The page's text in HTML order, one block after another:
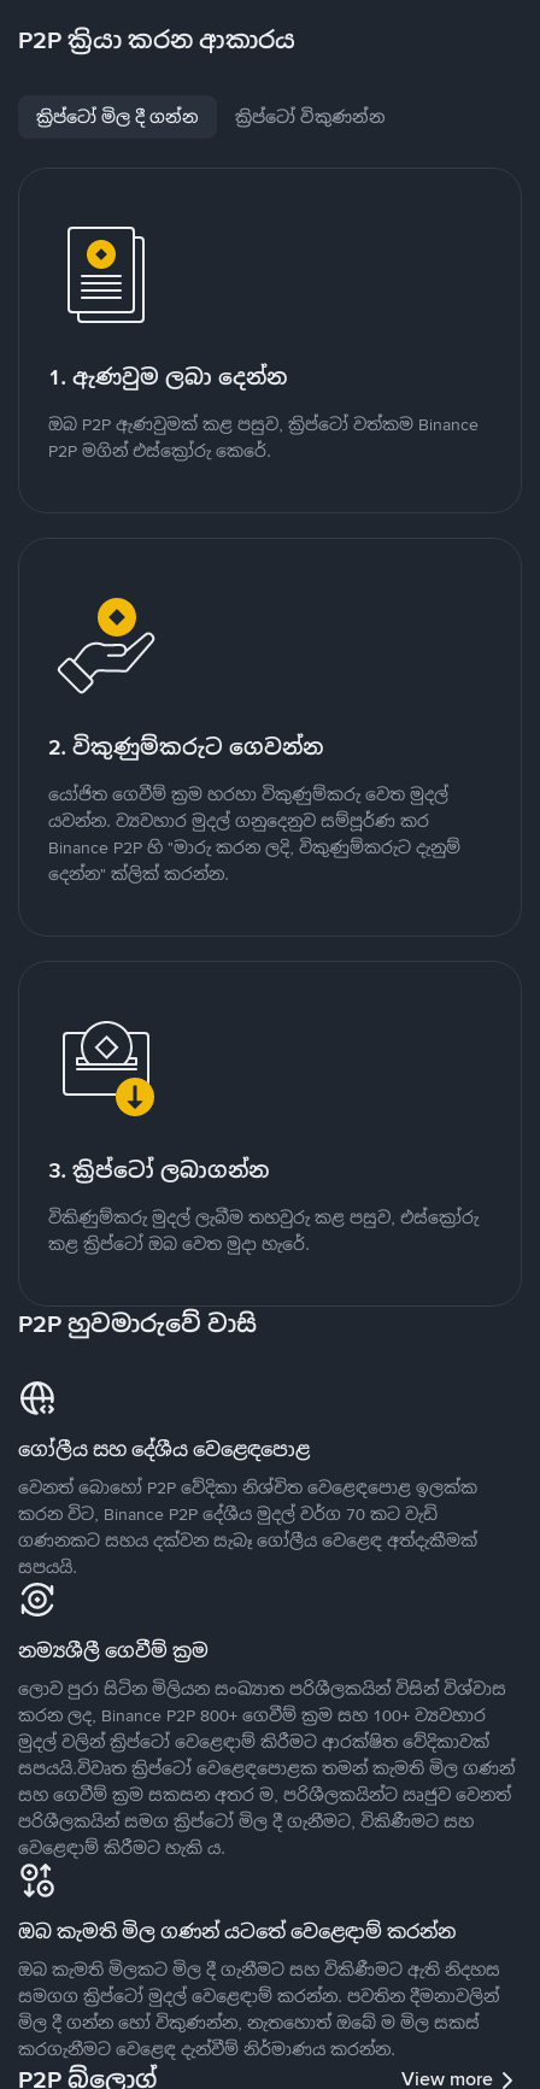
P2P ක්‍රියා කරන ආකාරය
ක්‍රිප්ටෝ මිල දී ගන්න ක්‍රිප්ටෝ විකුණන්න
1. ඇණවුම ලබා දෙන්න
ඔබ P2P ඇණවුමක් කළ පසුව, ක්‍රිප්ටෝ වත්කම Binance
P2P මගින් එස්ක්‍රෝරු කෙරේ.
2. විකුණුම්කරුට ගෙවන්න
යෝජිත ගෙවීම් ක්‍රම හරහා විකුණුම්කරු වෙත මුදල්
යවන්න. ව්‍යවහාර මුදල් ගනුදෙනුව සම්පූර්ණ කර
Binance P2P හි "මාරු කරන ලදි, විකුණුම්කරුට දැනුම්
දෙන්න" ක්ලික් කරන්න.
3. ක්‍රිප්ටෝ ලබාගන්න
විකිණුම්කරු මුදල් ලැබීම තහවුරු කළ පසුව, එස්ක්‍රෝරු
කළ ක්‍රිප්ටෝ ඔබ වෙත මුදා හැරේ.
P2P හුවමාරුවේ වාසි
ගෝලීය සහ දේශීය වෙළෙඳපොළ
වෙනත් බොහෝ P2P වේදිකා නිශ්චිත වෙළෙඳපොළ ඉලක්ක
කරන විට, Binance P2P දේශීය මුදල් වර්ග 70 කට වැඩි
ගණනකට සහය දක්වන සැබෑ ගෝලීය වෙළෙඳ අත්දැකීමක්
සපයයි.
නම්‍යශීලී ගෙවීම් ක්‍රම
ලොව පුරා සිටින මිලියන සංඛ්‍යාත පරිශීලකයින් විසින් විශ්වාස
කරන ලද, Binance P2P 800+ ගෙවීම් ක්‍රම සහ 100+ ව්‍යවහාර
මුදල් වලින් ක්‍රිප්ටෝ වෙළෙඳාම් කිරීමට ආරක්ෂිත වේදිකාවක්
සපයයි.විවෘත ක්‍රිප්ටෝ වෙළෙඳපොළක තමන් කැමති මිල ගණන්
සහ ගෙවීම් ක්‍රම සකසන අතර ම, පරිශීලකයින්ට ඍජුව වෙනත්
පරිශීලකයින් සමග ක්‍රිප්ටෝ මිල දී ගැනීමට, විකිණීමට සහ
වෙළෙඳාම් කිරීමට හැකි ය.
ඔබ කැමති මිල ගණන් යටතේ වෙළෙඳාම් කරන්න
ඔබ කැමති මිලකට මිල දී ගැනීමට සහ විකිණීමට ඇති නිදහස
සමගග ක්‍රිප්ටෝ මුදල් වෙළෙඳාම් කරන්න. පවතින දීමනාවලින්
මිල දී ගන්න හෝ විකුණන්න, නැතහොත් ඔබේ ම මිල සකස්
කරගැනීමට වෙළෙඳ දැන්වීම් නිර්මාණය කරන්න.
P2P බ්ලොග් View more